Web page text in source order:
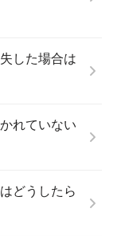
した場合は
れていない
どうしたら